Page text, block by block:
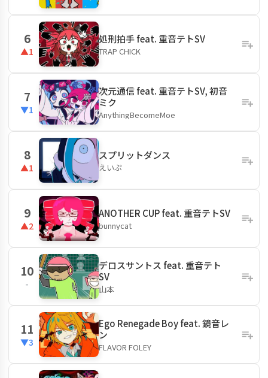
6
▲1
処刑拍手 feat. 重音テトSV
TRAP CHICK
7
▼1
次元通信 feat. 重音テトSV, 初音
ミク
AnythingBecomeMoe
8
▲1
スプリットダンス
えいぷ
9
▲2
ANOTHER CUP feat. 重音テトSV
bunnycat
10
-
デロスサントス feat. 重音テト
SV
山本
11
▼3
Ego Renegade Boy feat. 鏡音レ
ン
FLAVOR FOLEY